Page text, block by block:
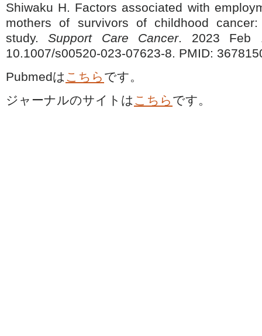
Shiwaku H. Factors associated with
mothers of survivors of childhood
study.Support Care Cancer. 2023 Feb
10.1007/s00520-023-07623-8. PMID:
Pubmedは こちら です。
ジャーナルのサイトは こちら です。